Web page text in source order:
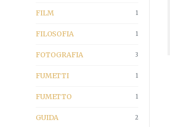
FILM 1
FILOSOFIA 1
FOTOGRAFIA 3
FUMETTI 1
FUMETTO 1
GUIDA 2